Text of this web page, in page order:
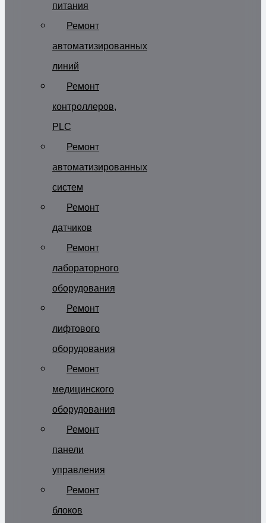
питания
Ремонт
автоматизированных
линий
Ремонт
контроллеров,
PLC
Ремонт
автоматизированных
систем
Ремонт
датчиков
Ремонт
лабораторного
оборудования
Ремонт
лифтового
оборудования
Ремонт
медицинского
оборудования
Ремонт
панели
управления
Ремонт
блоков